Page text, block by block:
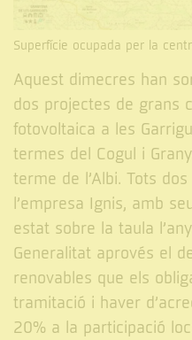
Superfície ocupada per la
Aquest dimecres han
dos projectes de grans
fotovoltaica a les
termes del Cogul i
terme de l’Albi. Tots
l’empresa Ignis, amb
estat sobre la taula
Generalitat aprovés el
renovables que els
tramitació i haver
20% a la participació